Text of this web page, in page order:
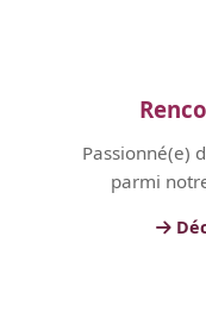
Passionné(e)
parmi